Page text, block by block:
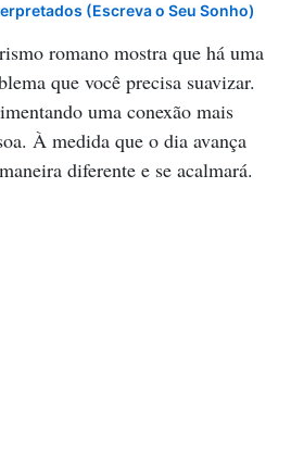
(Escreva o Seu Sonho)
romano mostra que há uma
que você precisa suavizar.
uma conexão mais
À medida que o dia avança
diferente e se acalmará.